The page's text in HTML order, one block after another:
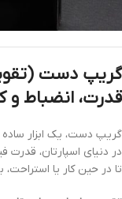
گریپ دست
قدرت، انضباط
گریپ دست، یک ابزار
در دنیای اسپارتان،
تا در حین کار یا